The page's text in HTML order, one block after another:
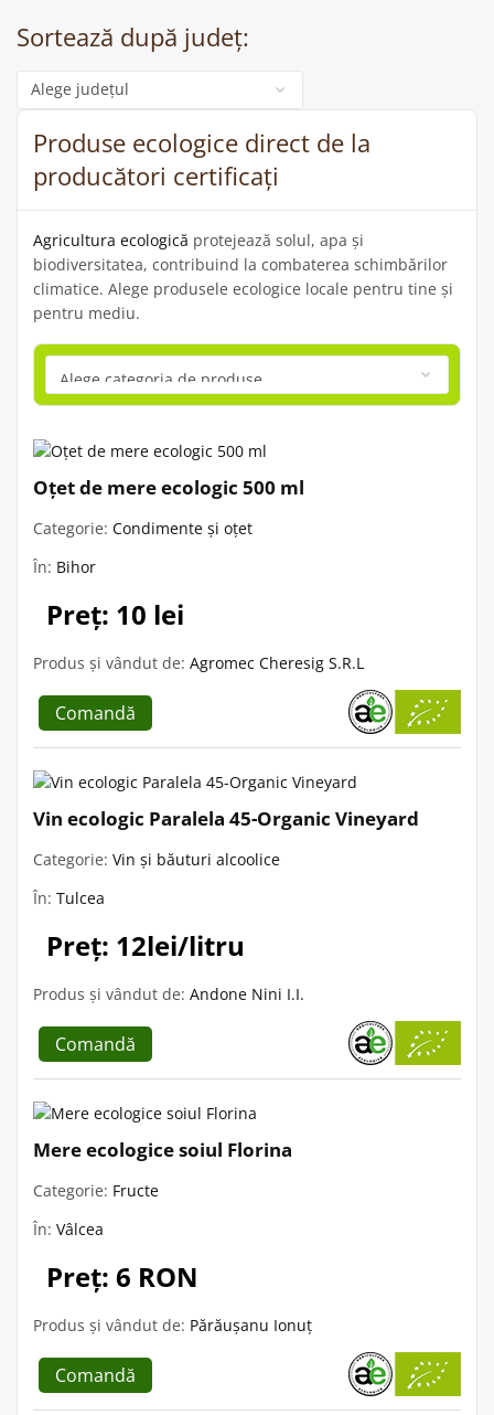
Sortează după județ:
Categorie
Produse ecologice direct de la
producători certificați
Agricultura ecologică protejează solul, apa și
biodiversitatea, contribuind la combaterea schimbărilor
climatice. Alege produsele ecologice locale pentru tine și
pentru mediu.
Oțet de mere ecologic 500 ml
Categorie: Condimente și oțet
În: Bihor
Preț: 10 lei
Produs și vândut de: Agromec Cheresig S.R.L
Comandă
Vin ecologic Paralela 45-Organic Vineyard
Categorie: Vin și băuturi alcoolice
În: Tulcea
Preț: 12lei/litru
Produs și vândut de: Andone Nini I.I.
Comandă
Mere ecologice soiul Florina
Categorie: Fructe
În: Vâlcea
Preț: 6 RON
Produs și vândut de: Părăușanu Ionuț
Comandă